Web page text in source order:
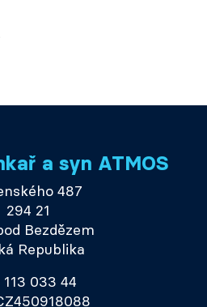
a syn ATMOS
487
294 21
Bezdězem
Republika
113 033 44